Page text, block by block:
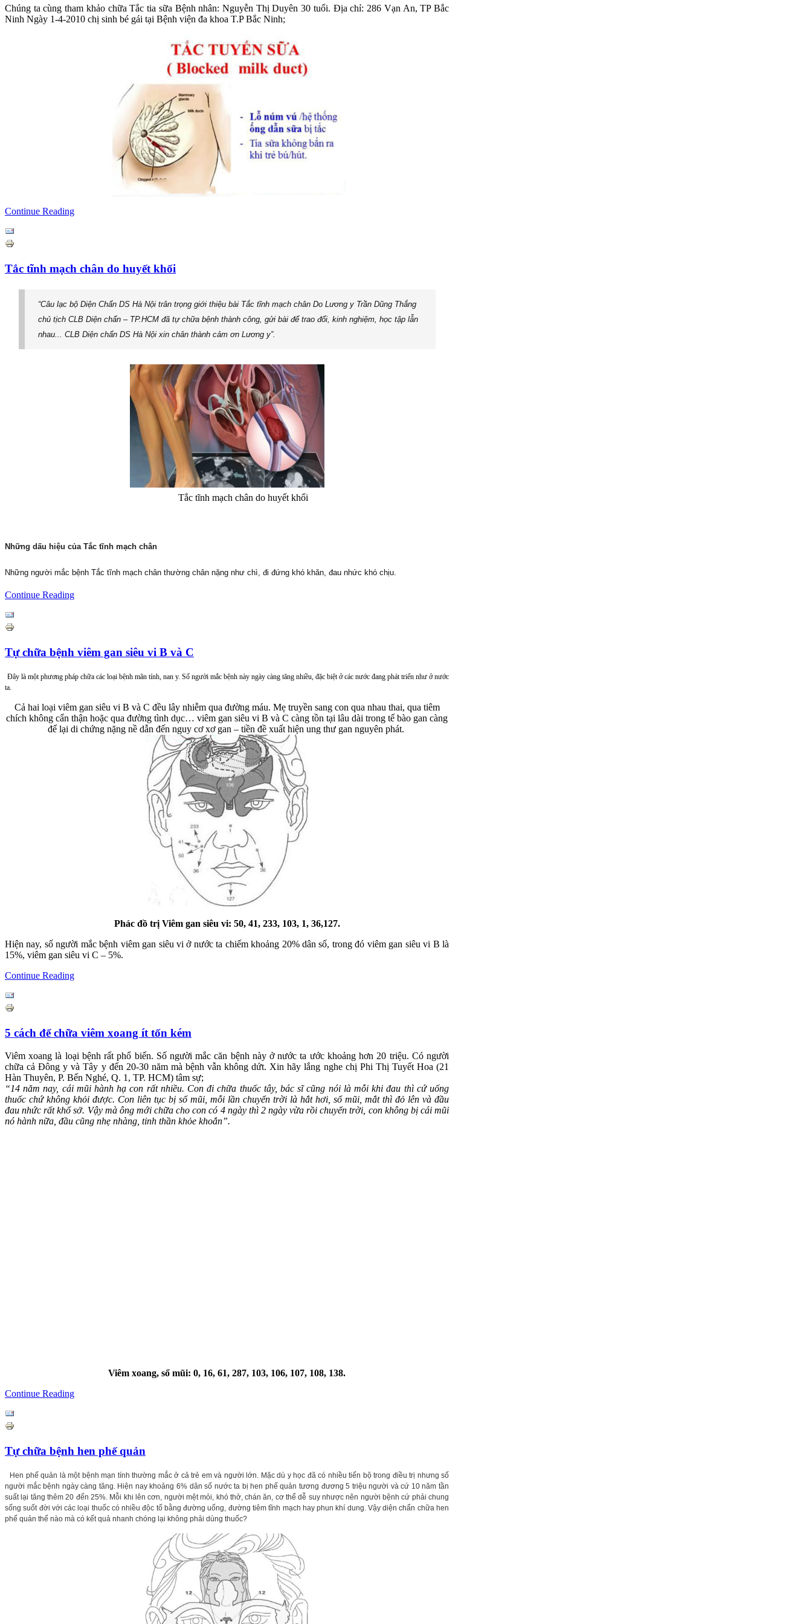
Chúng ta cùng tham khảo chữa Tắc tia sữa Bệnh nhân: Nguyễn Thị Duyên 30 tuổi. Địa chỉ: 286 Vạn An, TP Bắc
Ninh Ngày 1-4-2010 chị sinh bé gái tại Bệnh viện đa khoa T.P Bắc Ninh;
Continue Reading
Tắc tĩnh mạch chân do huyết khối
“Câu lạc bộ Diện Chẩn DS Hà Nội trân trọng giới thiệu bài Tắc tĩnh mạch chân Do Lương y Trần Dũng Thắng
chủ tịch CLB Diện chẩn – TP.HCM đã tự chữa bệnh thành công, gửi bài để trao đổi, kinh nghiệm, học tập lẫn
nhau... CLB Diện chẩn DS Hà Nội xin chân thành cảm ơn Lương y”.
Tắc tĩnh mạch chân do huyết khối
Những dấu hiệu của Tắc tĩnh mạch chân
Những người mắc bệnh Tắc tĩnh mạch chân thường chân nặng như chì, đi đứng khó khăn, đau nhức khó chịu.
Continue Reading
Tự chữa bệnh viêm gan siêu vi B và C
Đây là một phương pháp chữa các loại bệnh mãn tính, nan y. Số người mắc bệnh này ngày càng tăng nhiều, đặc biệt ở các nước đang phát triển như ở nước
ta.
Cả hai loại viêm gan siêu vi B và C đều lây nhiễm qua đường máu. Mẹ truyền sang con qua nhau thai, qua tiêm
chích không cẩn thận hoặc qua đường tình dục… viêm gan siêu vi B và C càng tồn tại lâu dài trong tế bào gan càng
để lại di chứng nặng nề dẫn đến nguy cơ xơ gan – tiền đề xuất hiện ung thư gan nguyên phát.
Phác đồ trị Viêm gan siêu vi: 50, 41, 233, 103, 1, 36,127.
Hiện nay, số người mắc bệnh viêm gan siêu vi ở nước ta chiếm khoảng 20% dân số, trong đó viêm gan siêu vi B là
15%, viêm gan siêu vi C – 5%.
Continue Reading
5 cách để chữa viêm xoang ít tốn kém
Viêm xoang là loại bệnh rất phổ biến. Số người mắc căn bệnh này ở nước ta ước khoảng hơn 20 triệu. Có người
chữa cả Đông y và Tây y đến 20-30 năm mà bệnh vẫn không dứt. Xin hãy lắng nghe chị Phi Thị Tuyết Hoa (21
Hàn Thuyên, P. Bến Nghé, Q. 1, TP. HCM) tâm sự;
“14 năm nay, cái mũi hành hạ con rất nhiều. Con đi chữa thuốc tây, bác sĩ cũng nói là mỗi khi đau thì cứ uống
thuốc chứ không khỏi được. Con liên tục bị sổ mũi, mỗi lần chuyển trời là hắt hơi, sổ mũi, mắt thì đỏ lên và đầu
đau nhức rất khổ sở. Vậy mà ông mới chữa cho con có 4 ngày thì 2 ngày vừa rồi chuyển trời, con không bị cái mũi
nó hành nữa, đầu cũng nhẹ nhàng, tinh thần khỏe khoắn”.
Viêm xoang, sổ mũi: 0, 16, 61, 287, 103, 106, 107, 108, 138.
Continue Reading
Tự chữa bệnh hen phế quản
Hen phế quản là một bệnh mạn tính thường mắc ở cả trẻ em và người lớn. Mặc dù y học đã có nhiều tiến bộ trong điều trị nhưng số
người mắc bệnh ngày càng tăng. Hiện nay khoảng 6% dân số nước ta bị hen phế quản tương đương 5 triệu người và cứ 10 năm tần
suất lại tăng thêm 20 đến 25%. Mỗi khi lên cơn, người mệt mỏi, khó thở, chán ăn, cơ thể dễ suy nhược nên người bệnh cứ phải chung
sống suốt đời với các loại thuốc có nhiều độc tố bằng đường uống, đường tiêm tĩnh mạch hay phun khí dung. Vậy diện chẩn chữa hen
phế quản thế nào mà có kết quả nhanh chóng lại không phải dùng thuốc?